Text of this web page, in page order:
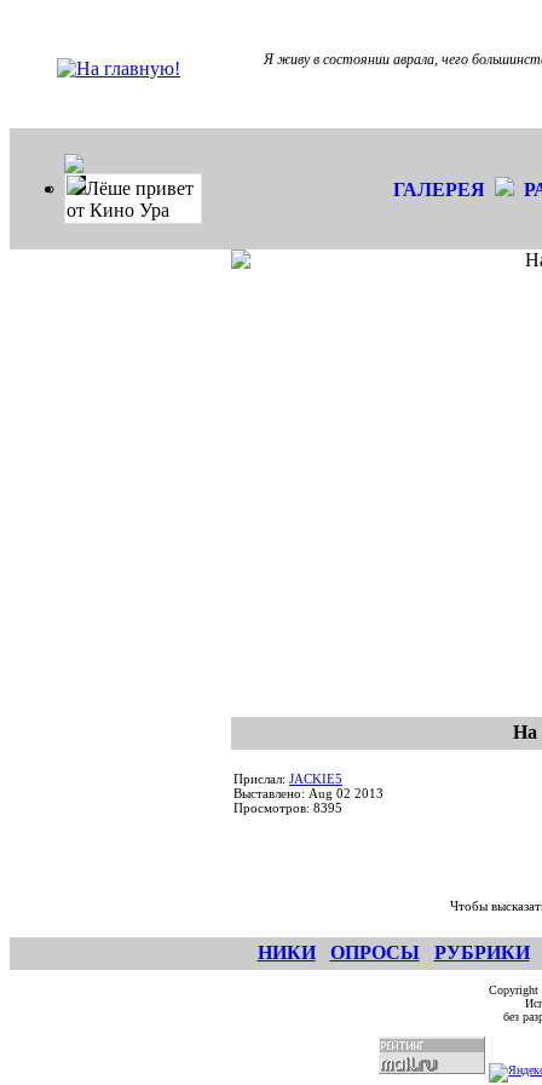
Я живу в состоянии аврала, чего
Лёше привет
от Кино Ура
ГАЛЕРЕЯ
На
Прислал: JACKIE5
Выставлено: Aug 02 2013
Просмотров: 8395
Чтобы
НИКИ ОПРОСЫ РУБРИКИ
без